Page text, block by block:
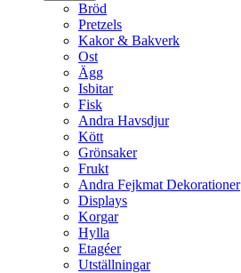
Bröd
Pretzels
Kakor & Bakverk
Ost
Ägg
Isbitar
Fisk
Andra Havsdjur
Kött
Grönsaker
Frukt
Andra Fejkmat Dekorationer
Displays
Korgar
Hylla
Etagéer
Utställningar